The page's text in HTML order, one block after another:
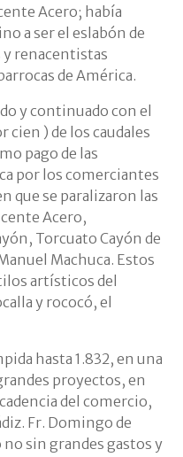
Acero; había
a ser el eslabón de
y renacentistas
de América.
y continuado con el
) de los caudales
pago de las
por los comerciantes
que se paralizaron las
Acero,
Torcuato Cayón de
Machuca. Estos
artísticos del
y rococó, el
hasta 1.832, en una
proyectos, en
del comercio,
Fr. Domingo de
sin grandes gastos y